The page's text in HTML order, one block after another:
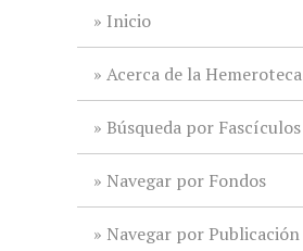
Inicio
Acerca de la Hemeroteca
Búsqueda por Fascículos
Navegar por Fondos
Navegar por Publicación